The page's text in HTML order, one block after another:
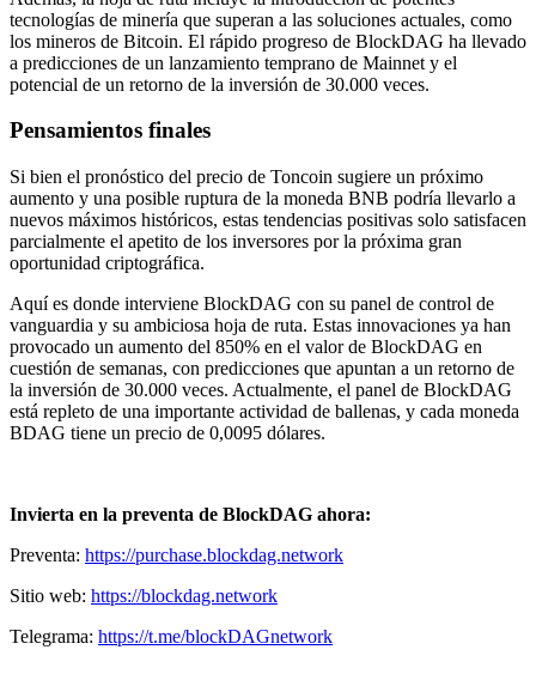
tecnologías de minería que superan a las soluciones actuales, como
los mineros de Bitcoin. El rápido progreso de BlockDAG ha llevado
a predicciones de un lanzamiento temprano de Mainnet y el
potencial de un retorno de la inversión de 30.000 veces.
Pensamientos finales
Si bien el pronóstico del precio de Toncoin sugiere un próximo
aumento y una posible ruptura de la moneda BNB podría llevarlo a
nuevos máximos históricos, estas tendencias positivas solo satisfacen
parcialmente el apetito de los inversores por la próxima gran
oportunidad criptográfica.
Aquí es donde interviene BlockDAG con su panel de control de
vanguardia y su ambiciosa hoja de ruta. Estas innovaciones ya han
provocado un aumento del 850% en el valor de BlockDAG en
cuestión de semanas, con predicciones que apuntan a un retorno de
la inversión de 30.000 veces. Actualmente, el panel de BlockDAG
está repleto de una importante actividad de ballenas, y cada moneda
BDAG tiene un precio de 0,0095 dólares.
Invierta en la preventa de BlockDAG ahora:
Preventa: https://purchase.blockdag.network
Sitio web: https://blockdag.network
Telegrama: https://t.me/blockDAGnetwork